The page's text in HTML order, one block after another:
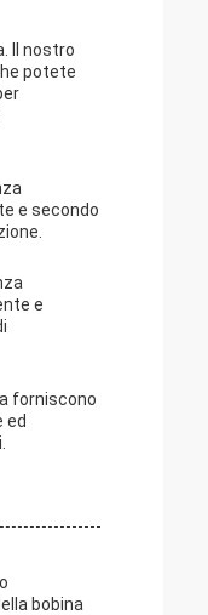
Il nostro
potete
e secondo
e
forniscono
ed
bobina